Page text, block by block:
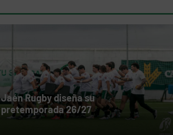
Jaén Rugby diseña su
pretemporada 26/27